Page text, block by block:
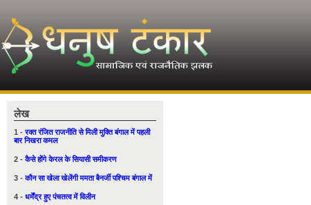
लेख
1 -रक्त रंजित राजनीति से मिली मुक्ति बंगाल में पहली
बार निखरा कमल
2 -कैसे होंगे केरल के सियासी समीकरण
3 -कौन सा खेला खेलेंगी ममता बैनर्जी पश्चिम बंगाल में
4 - धर्मेंद्र हुए पंचतत्व में विलीन